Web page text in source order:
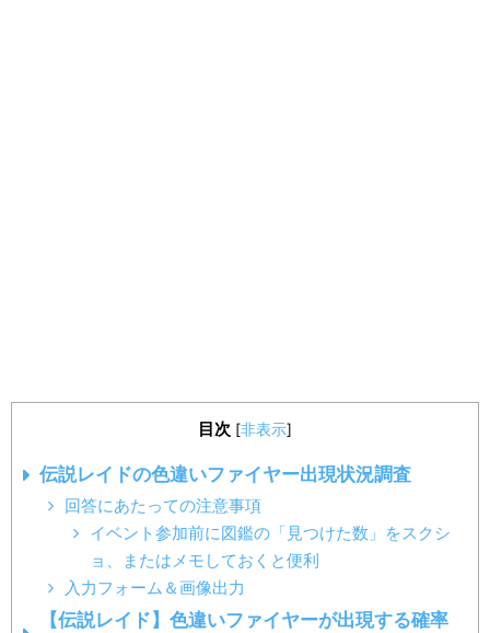
目次 [非表示]
伝説レイドの色違いファイヤー出現状況調査
回答にあたっての注意事項
イベント参加前に図鑑の「見つけた数」をスクシ
ョ、またはメモしておくと便利
入力フォーム＆画像出力
【伝説レイド】色違いファイヤーが出現する確率